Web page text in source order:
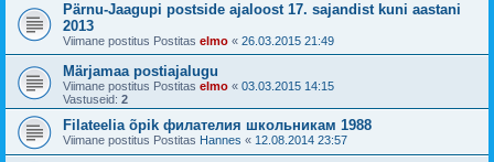
Pärnu-Jaagupi postside ajaloost 17. sajandist kuni aastani
2013
Viimane postitus Postitas elmo « 26.03.2015 21:49
Märjamaa postiajalugu
Viimane postitus Postitas elmo « 03.03.2015 14:15
Vastuseid: 2
Filateelia õpik филателия школьникам 1988
Viimane postitus Postitas Hannes « 12.08.2014 23:57